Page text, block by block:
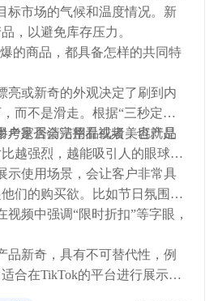
标市场的气候和温度情况。新
，以避免库存压力。
的商品，都具备怎样的共同特
亮或新奇的外观决定了刷到内
而不是滑走。根据“三秒定
户是否会完整看视频，也就是
考家居清洁用品或者美容产品
越强烈，越能吸引人的眼球，
示使用场景，会让客户非常具
们的购买欲。比如节日氛围
视频中强调“限时折扣”等字眼，
品新奇，具有不可替代性，例
合在TikTok的平台进行展示和